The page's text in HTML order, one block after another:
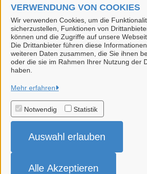
VERWENDUNG VON COOKIES
Wir verwenden Cookies, um die
sicherzustellen, Funktionen von
können und die Zugriffe auf unsere
Die Drittanbieter führen diese
weiteren Daten zusammen, die Sie ihnen
oder die sie im Rahmen Ihrer Nutzung der
haben.
Mehr erfahren
Notwendig Statistik
Auswahl erlauben
Alle Akzeptieren
Wohnsitz -
Hansestadt Uelzen
Alle Rechte vorbehalten
Datenschutzerklärung